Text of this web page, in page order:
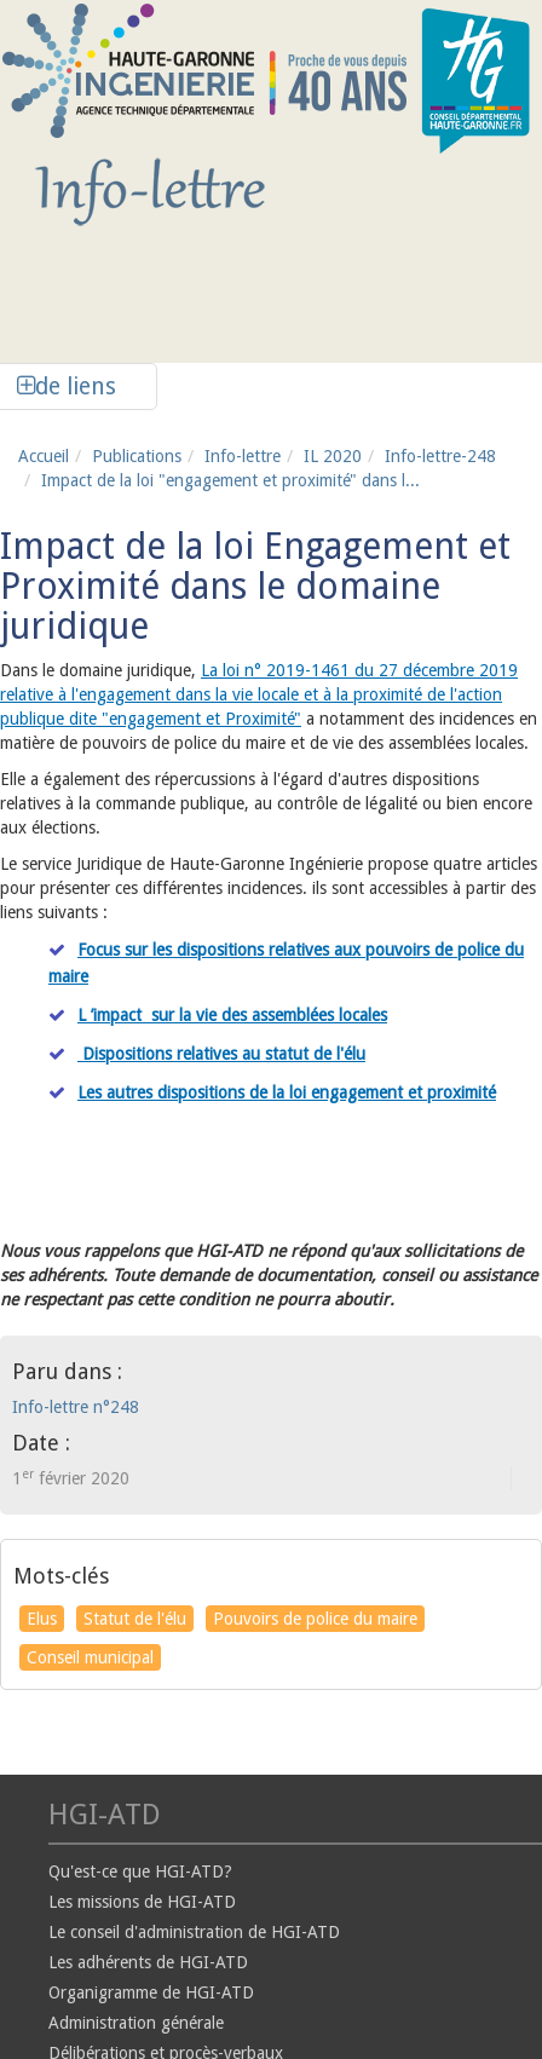
Aller au contenu principal
de liens
Accueil Publications Info-lettre IL 2020
Info-lettre-248
Impact de la loi "engagement et proximité" dans l...
Impact de la loi Engagement et
Proximité dans le domaine
juridique
Dans le domaine juridique, La loi n° 2019-1461 du 27 décembre 2019
relative à l'engagement dans la vie locale et à la proximité de l'action
publique dite "engagement et Proximité" a notamment des incidences en
matière de pouvoirs de police du maire et de vie des assemblées locales.
Elle a également des répercussions à l'égard d'autres dispositions
relatives à la commande publique, au contrôle de légalité ou bien encore
aux élections.
Le service Juridique de Haute-Garonne Ingénierie propose quatre articles
pour présenter ces différentes incidences. ils sont accessibles à partir des
liens suivants :
Focus sur les dispositions relatives aux pouvoirs de police du
maire
L ’impact sur la vie des assemblées locales
Dispositions relatives au statut de l'élu
Les autres dispositions de la loi engagement et proximité
Nous vous rappelons que HGI-ATD ne répond qu'aux sollicitations de
ses adhérents. Toute demande de documentation, conseil ou assistance
ne respectant pas cette condition ne pourra aboutir.
Paru dans :
Info-lettre n°248
Date :
1 er février 2020
Mots-clés
Elus Statut de l'élu
Pouvoirs de police du maire
Conseil municipal
HGI-ATD
Qu'est-ce que HGI-ATD?
Les missions de HGI-ATD
Le conseil d'administration de HGI-ATD
Les adhérents de HGI-ATD
Organigramme de HGI-ATD
Administration générale
Délibérations et procès-verbaux